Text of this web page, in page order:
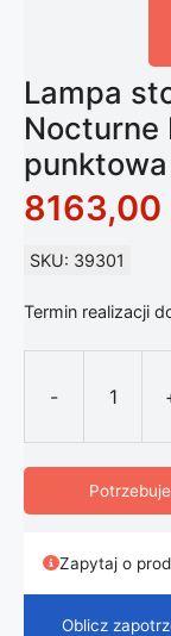
Lampa
Nocturne
8163,00
SKU: 39301
Termin realizacji
-
Zapytaj o
Oblicz